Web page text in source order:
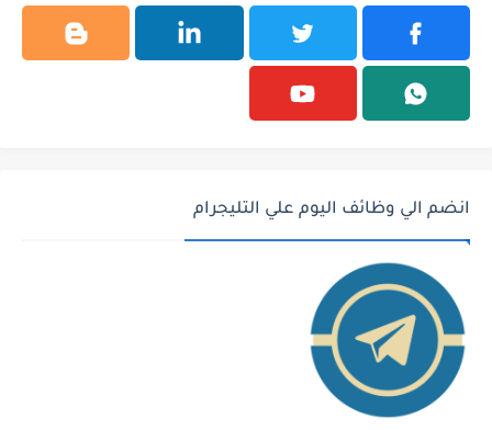
انضم الي وظائف اليوم علي التليجرام